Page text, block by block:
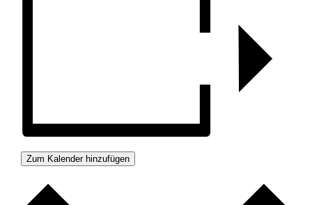
Zum Kalender hinzufügen